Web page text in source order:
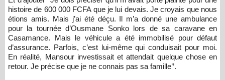
histoire de 600 000 FCFA que je lui devais. Je croyais que nous
étions amis. Mais j’ai été déçu. Il m’a donné une ambulance
pour la tournée d’Ousmane Sonko lors de sa caravane en
Casamance. Mais le véhicule a été immobilisé pour défaut
d’assurance. Parfois, c’est lui-même qui conduisait pour moi.
En réalité, Mansour investissait et attendait quelque chose en
retour. Je précise que je ne connais pas sa famille’’.